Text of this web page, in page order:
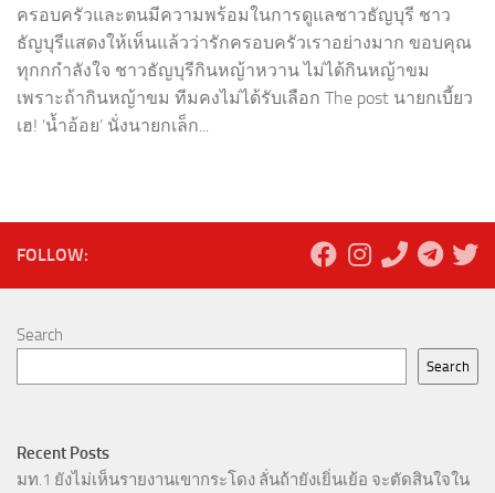
ครอบครัวและตนมีความพร้อมในการดูแลชาวธัญบุรี ชาว
ธัญบุรีแสดงให้เห็นแล้วว่ารักครอบครัวเราอย่างมาก ขอบคุณ
ทุกกกำลังใจ ชาวธัญบุรีกินหญ้าหวาน ไม่ได้กินหญ้าขม
เพราะถ้ากินหญ้าขม ทีมคงไม่ได้รับเลือก The post นายกเบี้ยว
เฮ! ‘น้ำอ้อย’ นั่งนายกเล็ก...
FOLLOW:
Search
Search
Recent Posts
มท.1 ยังไม่เห็นรายงานเขากระโดง ลั่นถ้ายังเยิ่นเย้อ จะตัดสินใจใน